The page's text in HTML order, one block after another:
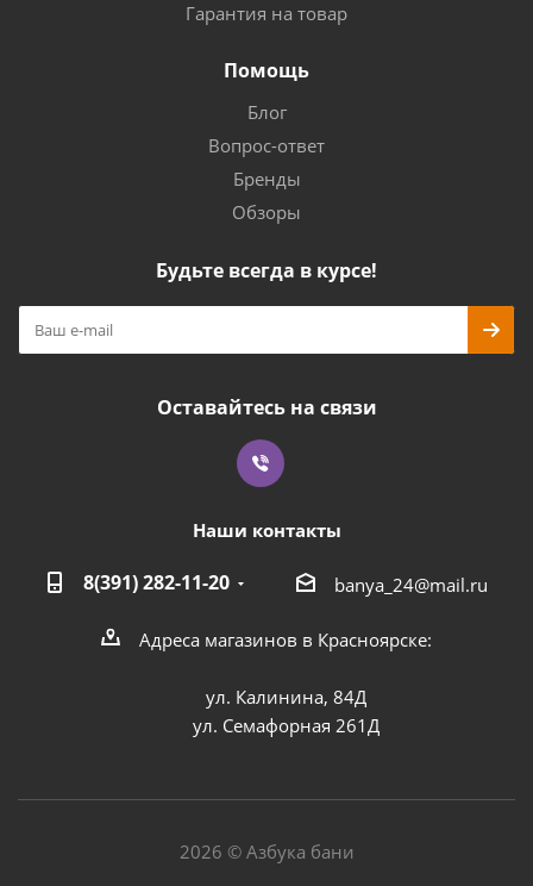
Гарантия на товар
Помощь
Блог
Вопрос-ответ
Бренды
Обзоры
Будьте всегда в курсе!
Оставайтесь на связи
Наши контакты
8(391) 282-11-20 banya_24@mail.ru
Адреса магазинов в Красноярске:
ул. Калинина, 84Д
ул. Семафорная 261Д
2026 © Азбука бани